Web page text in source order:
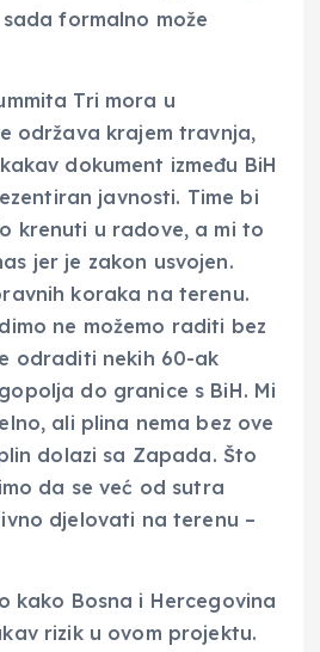
formalno može
Tri mora u
održava krajem travnja,
dokument između BiH
javnosti. Time bi
krenuti u radove, a mi to
jer je zakon usvojen.
koraka na terenu.
ne možemo raditi bez
odraditi nekih 60-ak
do granice s BiH. Mi
ali plina nema bez ove
dolazi sa Zapada. Što
da se već od sutra
djelovati na terenu –
kako Bosna i Hercegovina
rizik u ovom projektu.